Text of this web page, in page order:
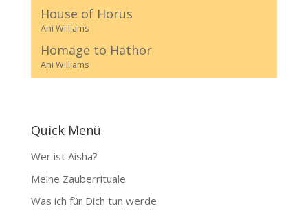
House of Horus
Ani Williams
Homage to Hathor
Ani Williams
Quick Menü
Wer ist Aisha?
Meine Zauberrituale
Was ich für Dich tun werde